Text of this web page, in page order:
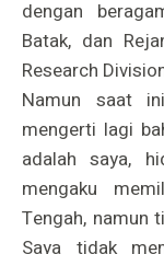
dengan
Batak, dan
Research
Namun saat
mengerti lagi
adalah saya,
mengaku
Tengah, namun
Saya tidak